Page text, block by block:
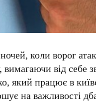
коли ворог
від себе
, який працює в
на важливості